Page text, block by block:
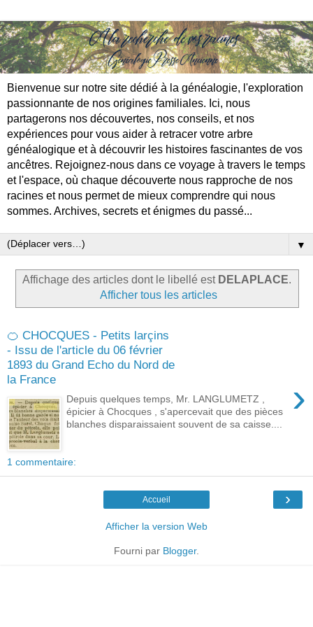
Bienvenue sur notre site dédié à la généalogie, l'exploration
passionnante de nos origines familiales. Ici, nous
partagerons nos découvertes, nos conseils, et nos
expériences pour vous aider à retracer votre arbre
généalogique et à découvrir les histoires fascinantes de vos
ancêtres. Rejoignez-nous dans ce voyage à travers le temps
et l'espace, où chaque découverte nous rapproche de nos
racines et nous permet de mieux comprendre qui nous
sommes. Archives, secrets et énigmes du passé...
▼
Affichage des articles dont le libellé est DELAPLACE.
Afficher tous les articles
🍊 CHOCQUES - Petits larçins
- Issu de l'article du 06 février
1893 du Grand Echo du Nord de
la France
›
Depuis quelques temps, Mr. LANGLUMETZ ,
épicier à Chocques , s'apercevait que des pièces
blanches disparaissaient souvent de sa caisse....
1 commentaire:
›
Accueil
Afficher la version Web
Fourni par Blogger.